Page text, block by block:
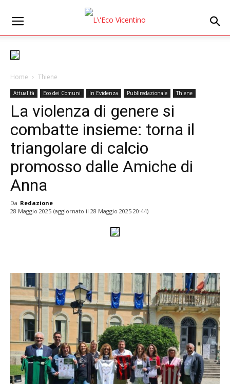
Home Thiene
Attualità Eco dei Comuni In Evidenza Publiredazionale Thiene
La violenza di genere si
combatte insieme: torna il
triangolare di calcio
promosso dalle Amiche di
Anna
Da Redazione
28 Maggio 2025 (aggiornato il 28 Maggio 2025 20:44)